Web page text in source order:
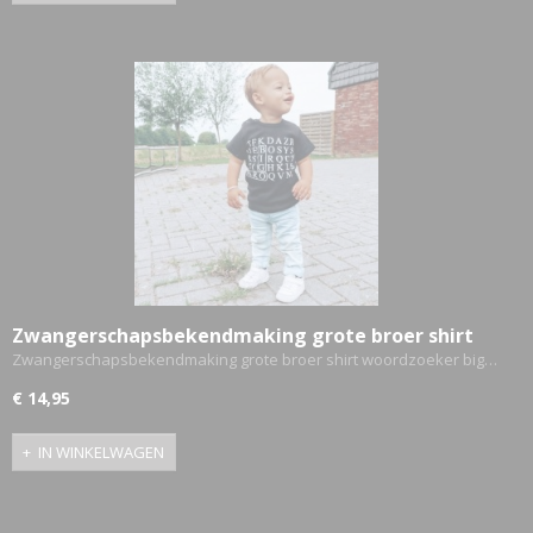
Zwangerschapsbekendmaking grote broer shirt
woordzoeker big bro
Zwangerschapsbekendmaking grote broer shirt woordzoeker big…
€ 14,95
IN WINKELWAGEN